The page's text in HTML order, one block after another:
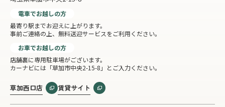
電車でお越しの方
最寄り駅までお迎えに上がります。
事前ご連絡の上、無料送迎サービスをご利用ください。
お車でお越しの方
店舗裏に専用駐車場がございます。
カーナビには「草加市中央2-15-8」とご入力ください。
草加西口店 賃貸サイト